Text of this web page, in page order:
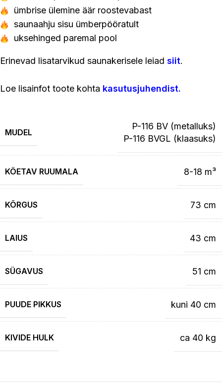
ümbrise ülemine äär roostevabast
saunaahju sisu ümberpööratult
uksehinged paremal pool
Erinevad lisatarvikud saunakerisele leiad siit.
Loe lisainfot toote kohta kasutusjuhendist.
MUDEL
P-116 BV (metalluks)
P-116 BVGL (klaasuks)
KÖETAV RUUMALA 8-18 m³
KÕRGUS 73 cm
LAIUS 43 cm
SÜGAVUS 51 cm
PUUDE PIKKUS kuni 40 cm
KIVIDE HULK ca 40 kg